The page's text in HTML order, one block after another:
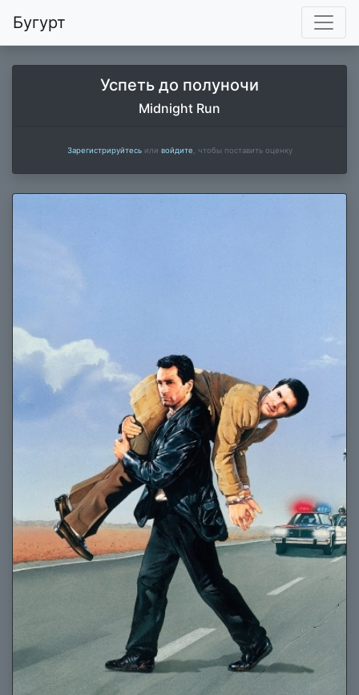
Бугурт
Успеть до полуночи
Midnight Run
Зарегистрируйтесьили войдите , чтобы поставить оценку